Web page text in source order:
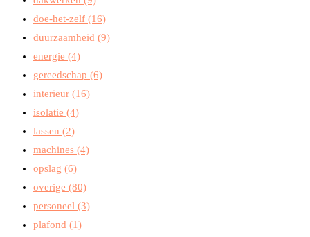
doe-het-zelf (16)
duurzaamheid (9)
energie (4)
gereedschap (6)
interieur (16)
isolatie (4)
lassen (2)
machines (4)
opslag (6)
overige (80)
personeel (3)
plafond (1)